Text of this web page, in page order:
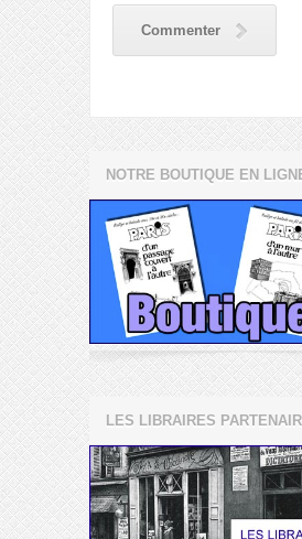
Commenter
NOTRE BOUTIQUE EN
LES LIBRAIRES